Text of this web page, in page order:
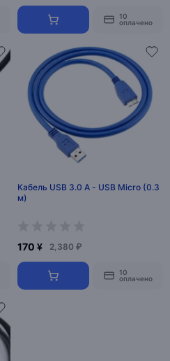
10
оплачено
Кабель USB 3.0 A - USB Micro (0.3
м)
170 ¥ 2,380 ₽
10
оплачено